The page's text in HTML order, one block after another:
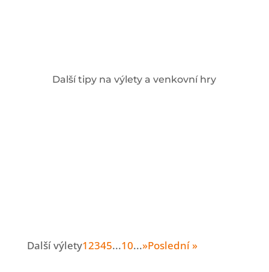
Další tipy na výlety a venkovní hry
Další výlety12345...10...»Poslední »